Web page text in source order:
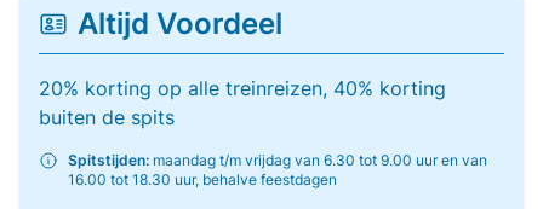
Altijd Voordeel
20% korting op alle treinreizen, 40% korting
buiten de spits
Spitstijden: maandag t/m vrijdag van 6.30 tot 9.00 uur en van
16.00 tot 18.30 uur, behalve feestdagen